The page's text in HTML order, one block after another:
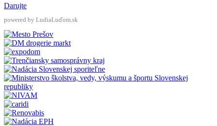
Darujte
powered by LudiaLuďom.sk